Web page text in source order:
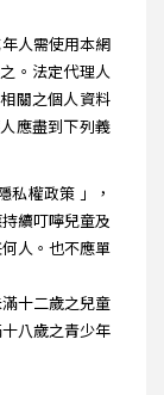
人需使用本網
。法定代理人
關之個人資料
應盡到下列義
私權政策 」，
續叮嚀兒童及
人。也不應單
十二歲之兒童
八歲之青少年